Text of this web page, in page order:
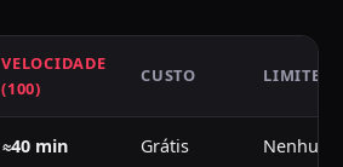
VELOCIDADE
(100)
CUSTO LIMITE/
≈40 min Grátis Nenhum